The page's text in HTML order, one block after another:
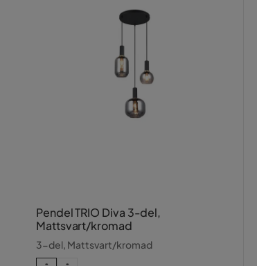
Pendel TRIO Diva 3-del,
Mattsvart/kromad
3-del, Mattsvart/kromad